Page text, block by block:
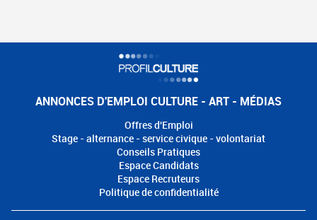
ANNONCES D'EMPLOI CULTURE - ART - MÉDIAS
Offres d'Emploi
Stage - alternance - service civique - volontariat
Conseils Pratiques
Espace Candidats
Espace Recruteurs
Politique de confidentialité